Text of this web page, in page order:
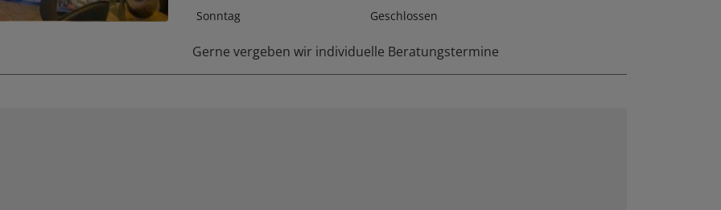
Sonntag
Geschlossen
Gerne vergeben wir individuelle Beratungstermine